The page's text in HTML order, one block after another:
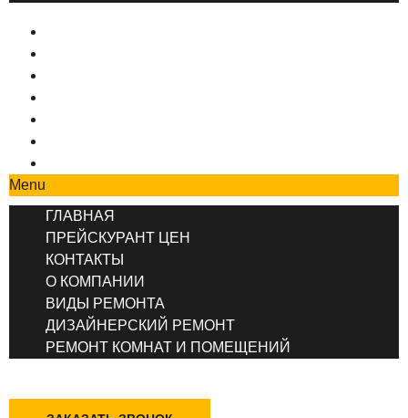
Menu
ГЛАВНАЯ
ПРЕЙСКУРАНТ ЦЕН
КОНТАКТЫ
О КОМПАНИИ
ВИДЫ РЕМОНТА
ДИЗАЙНЕРСКИЙ РЕМОНТ
РЕМОНТ КОМНАТ И ПОМЕЩЕНИЙ